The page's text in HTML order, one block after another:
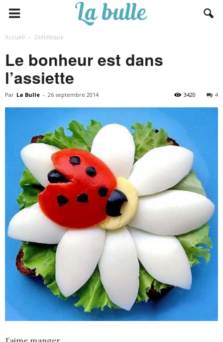
Accueil Diététique
Le bonheur est dans
l’assiette
Par La Bulle - 26 septembre 2014 4
3420